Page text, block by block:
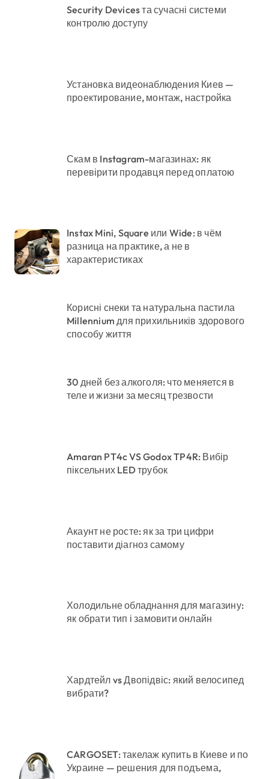
Security Devices та сучасні системи
контролю доступу
Установка видеонаблюдения Киев —
проектирование, монтаж, настройка
Скам в Instagram-магазинах: як
перевірити продавця перед оплатою
Instax Mini, Square или Wide: в чём
разница на практике, а не в
характеристиках
Корисні снеки та натуральна пастила
Millennium для прихильників здорового
способу життя
30 дней без алкоголя: что меняется в
теле и жизни за месяц трезвости
Amaran PT4c VS Godox TP4R: Вибір
піксельних LED трубок
Акаунт не росте: як за три цифри
поставити діагноз самому
Холодильне обладнання для магазину:
як обрати тип і замовити онлайн
Хардтейл vs Двопідвіс: який велосипед
вибрати?
CARGOSET: такелаж купить в Киеве и по
Украине — решения для подъема,